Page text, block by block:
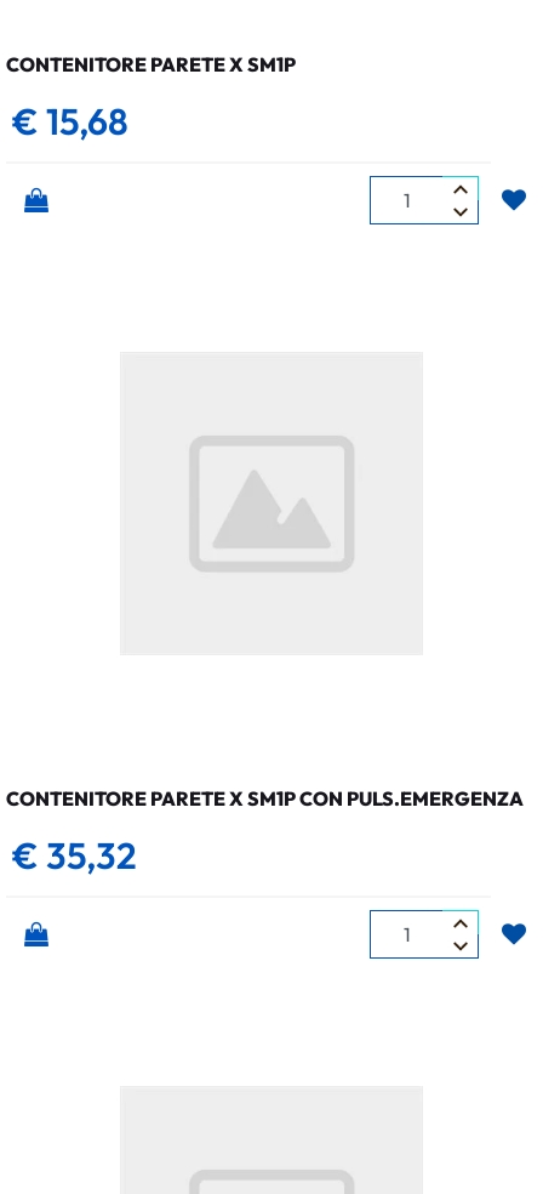
CONTENITORE PARETE X SM1P
€ 15,68
Quantità
CONTENITORE PARETE X SM1P CON PULS.EMERGENZA
€ 35,32
Quantità